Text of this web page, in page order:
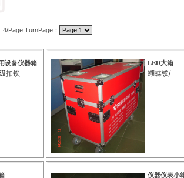
Page TurnPage：
设备仪器箱
扣锁
LED大箱
蝴蝶锁/
仪器仪表小